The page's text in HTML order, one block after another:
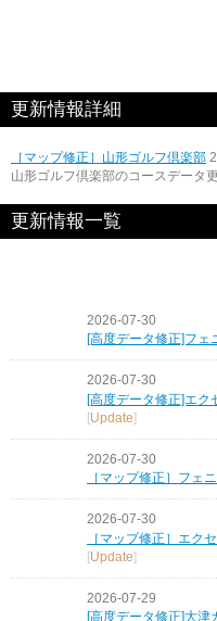
更新情報詳細
［マップ修正］山形ゴルフ倶楽部
山形ゴルフ倶楽部のコースデータ
更新情報一覧
2026-07-30
[高度データ修正]フ
2026-07-30
[高度データ修正]エク
[Update]
2026-07-30
［マップ修正］フェ
2026-07-30
［マップ修正］エク
[Update]
2026-07-29
[高度データ修正]大